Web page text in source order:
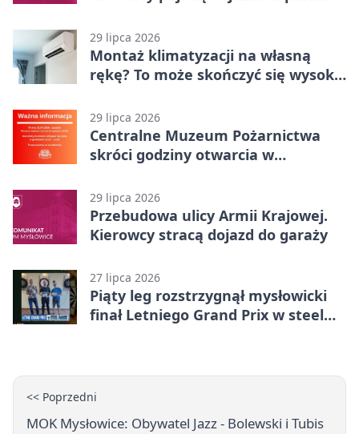
29 lipca 2026
Montaż klimatyzacji na własną
rękę? To może skończyć się wysoką
29 lipca 2026
Centralne Muzeum Pożarnictwa
skróci godziny otwarcia w
29 lipca 2026
Przebudowa ulicy Armii Krajowej.
Kierowcy stracą dojazd do garaży
27 lipca 2026
Piąty leg rozstrzygnął mysłowicki
finał Letniego Grand Prix w steel
<< Poprzedni
MOK Mysłowice: Obywatel Jazz - Bolewski i Tubis